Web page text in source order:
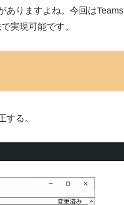
ありますよね。今回は
実現可能です。
する。